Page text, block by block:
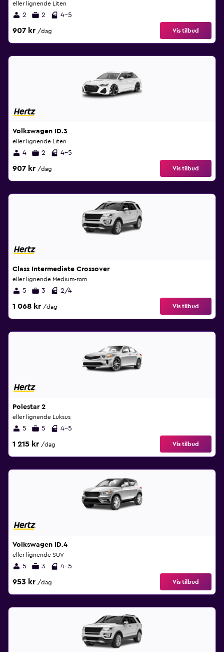
eller lignende Liten
2 2 4-5
907 kr /dag Vis tilbud
Volkswagen ID.3
eller lignende Liten
4 2 4-5
907 kr /dag Vis tilbud
Class Intermediate Crossover
eller lignende Medium-rom
5 3 2/4
1 068 kr /dag Vis tilbud
Polestar 2
eller lignende Luksus
5 5 4-5
1 215 kr /dag Vis tilbud
Volkswagen ID.4
eller lignende SUV
5 3 4-5
953 kr /dag Vis tilbud